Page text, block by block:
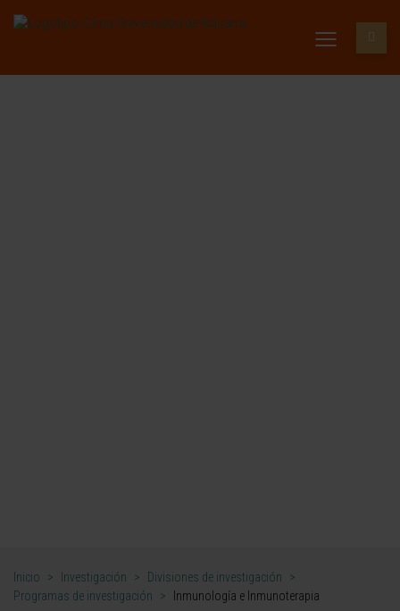
Inicio > Investigación > Divisiones de investigación
>
Programas de investigación
> Inmunología e Inmunoterapia